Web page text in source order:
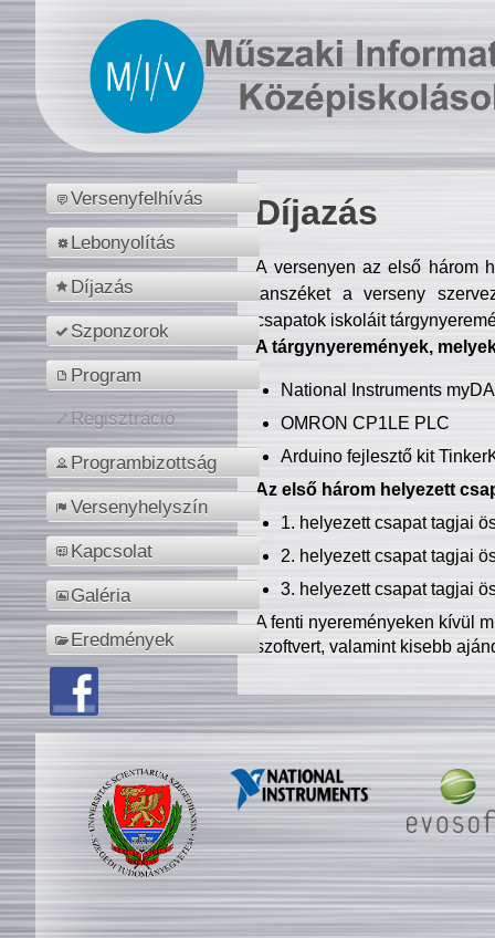
Versenyfelhívás
Lebonyolítás
Díjazás
Szponzorok
Program
Regisztráció
Programbizottság
Versenyhelyszín
Kapcsolat
Galéria
Eredmények
Díjazás
A versenyen az első három
tanszéket a verseny
csapatok iskoláit
A tárgynyeremények,
National Instruments
OMRON CP1LE PLC
Arduino fejlesztő kit
Az első három helyezett
1. helyezett csapat tagjai
2. helyezett csapat tagjai
3. helyezett csapat tagjai
A fenti nyereményeken kívül
szoftvert, valamint kisebb